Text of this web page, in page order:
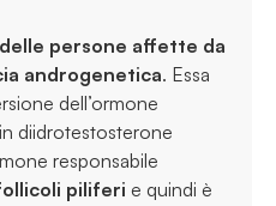
persone affette da
androgenetica. Essa
dell’ormone
diidrotestosterone
responsabile
piliferi e quindi è